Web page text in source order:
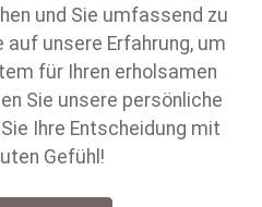
und Sie umfassend zu
auf unsere Erfahrung, um
für Ihren erholsamen
Sie unsere persönliche
Ihre Entscheidung mit
Gefühl!